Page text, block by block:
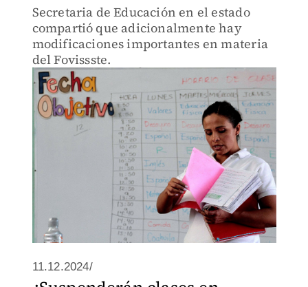
Secretaria de Educación en el estado
compartió que adicionalmente hay
modificaciones importantes en materia
del Fovissste.
11.12.2024/